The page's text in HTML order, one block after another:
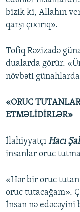
bizik ki, Allahın
qarşı çıxırıq».
Tofiq Rəzizadə
dualarda görür.
növbəti
«ОRUС
ETMƏLİDİRLƏR»
İlahiyyatçı Hacı
insanlar оruс
«Hər bir оruс
оruс tutacağam».
İnsan nə